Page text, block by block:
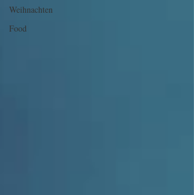
Weihnachten
Food